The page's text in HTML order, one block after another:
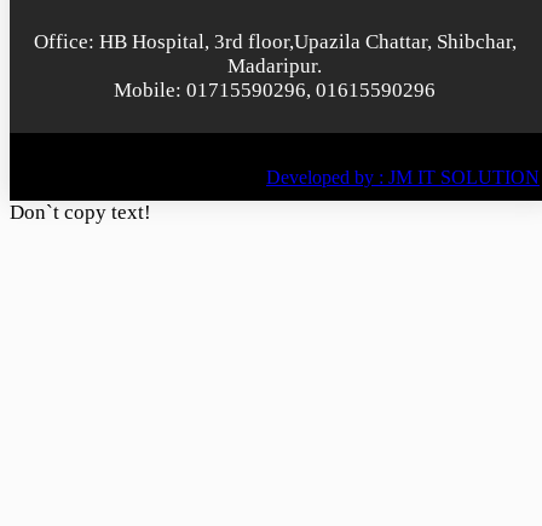
Office: HB Hospital, 3rd floor,Upazila Chattar, Shibchar,
Madaripur.
Mobile: 01715590296, 01615590296
Developed by : JM IT SOLUTION
Don`t copy text!